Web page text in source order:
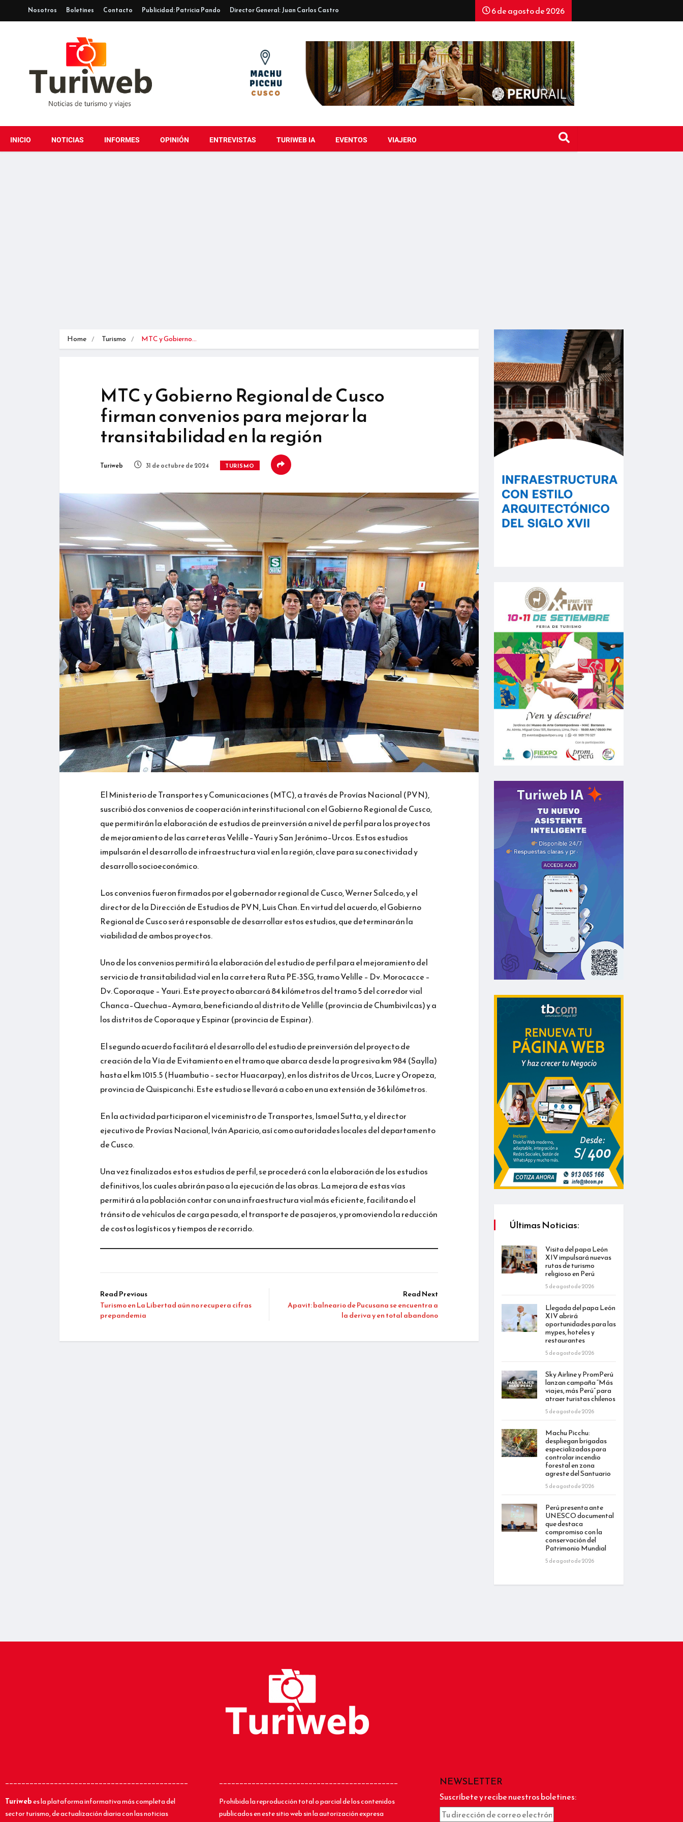
Nosotros Boletines Contacto Publicidad: Patricia Pando Director General: Juan Carlos Castro 6 de agosto de 2026
INICIO NOTICIAS INFORMES OPINIÓN ENTREVISTAS TURIWEB IA EVENTOS VIAJERO
Home Turismo MTC y Gobierno…
MTC y Gobierno Regional de Cusco
firman convenios para mejorar la
transitabilidad en la región
Turiweb 31 de octubre de 2024 TURISMO
El Ministerio de Transportes y Comunicaciones (MTC), a través de Provías Nacional (PVN),
suscribió dos convenios de cooperación interinstitucional con el Gobierno Regional de Cusco,
que permitirán la elaboración de estudios de preinversión a nivel de perfil para los proyectos
de mejoramiento de las carreteras Velille–Yauri y San Jerónimo–Urcos. Estos estudios
impulsarán el desarrollo de infraestructura vial en la región, clave para su conectividad y
desarrollo socioeconómico.
Los convenios fueron firmados por el gobernador regional de Cusco, Werner Salcedo, y el
director de la Dirección de Estudios de PVN, Luis Chan. En virtud del acuerdo, el Gobierno
Regional de Cusco será responsable de desarrollar estos estudios, que determinarán la
viabilidad de ambos proyectos.
Uno de los convenios permitirá la elaboración del estudio de perfil para el mejoramiento del
servicio de transitabilidad vial en la carretera Ruta PE-3SG, tramo Velille – Dv. Morocacce –
Dv. Coporaque – Yauri. Este proyecto abarcará 84 kilómetros del tramo 5 del corredor vial
Chanca–Quechua–Aymara, beneficiando al distrito de Velille (provincia de Chumbivilcas) y a
los distritos de Coporaque y Espinar (provincia de Espinar).
El segundo acuerdo facilitará el desarrollo del estudio de preinversión del proyecto de
creación de la Vía de Evitamiento en el tramo que abarca desde la progresiva km 984 (Saylla)
hasta el km 1015.5 (Huambutio – sector Huacarpay), en los distritos de Urcos, Lucre y Oropeza,
provincia de Quispicanchi. Este estudio se llevará a cabo en una extensión de 36 kilómetros.
En la actividad participaron el viceministro de Transportes, Ismael Sutta, y el director
ejecutivo de Provías Nacional, Iván Aparicio, así como autoridades locales del departamento
de Cusco.
Una vez finalizados estos estudios de perfil, se procederá con la elaboración de los estudios
definitivos, los cuales abrirán paso a la ejecución de las obras. La mejora de estas vías
permitirá a la población contar con una infraestructura vial más eficiente, facilitando el
tránsito de vehículos de carga pesada, el transporte de pasajeros, y promoviendo la reducción
de costos logísticos y tiempos de recorrido.
Read Previous
Turismo en La Libertad aún no recupera cifras
prepandemia
Read Next
Apavit: balneario de Pucusana se encuentra a
la deriva y en total abandono
Últimas Noticias:
Visita del papa León
XIV impulsará nuevas
rutas de turismo
religioso en Perú
5 de agosto de 2026
Llegada del papa León
XIV abrirá
oportunidades para las
mypes, hoteles y
restaurantes
5 de agosto de 2026
Sky Airline y PromPerú
lanzan campaña “Más
viajes, más Perú” para
atraer turistas chilenos
5 de agosto de 2026
Machu Picchu:
despliegan brigadas
especializadas para
controlar incendio
forestal en zona
agreste del Santuario
5 de agosto de 2026
Perú presenta ante
UNESCO documental
que destaca
compromiso con la
conservación del
Patrimonio Mundial
5 de agosto de 2026
_____________________________________________
Turiwebes la plataforma informativa más completa del
sector turismo, de actualización diaria con las noticias
____________________________________________
Prohibida la reproducción total o parcial de los contenidos
publicados en este sitio web sin la autorización expresa
NEWSLETTER
Suscríbete y recibe nuestros boletines: